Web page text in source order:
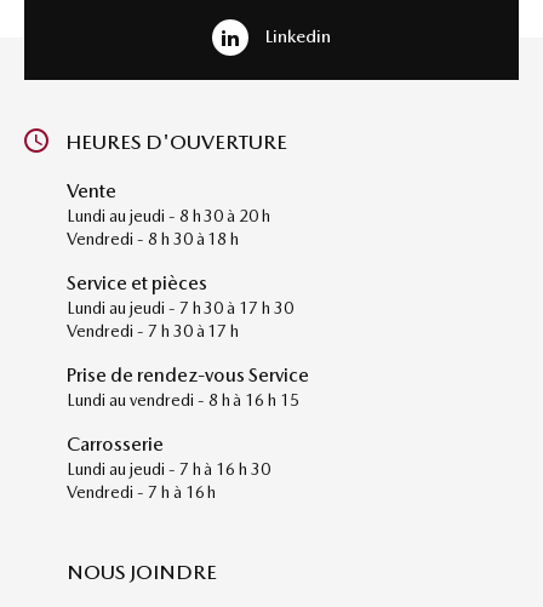
Linkedin
HEURES D'OUVERTURE
Vente
Lundi au jeudi - 8 h 30 à 20 h
Vendredi - 8 h 30 à 18 h
Service et pièces
Lundi au jeudi - 7 h 30 à 17 h 30
Vendredi - 7 h 30 à 17 h
Prise de rendez-vous Service
Lundi au vendredi - 8 h à 16 h 15
Carrosserie
Lundi au jeudi - 7 h à 16 h 30
Vendredi - 7 h à 16 h
NOUS JOINDRE